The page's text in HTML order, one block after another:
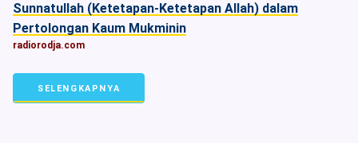
Sunnatullah (Ketetapan-Ketetapan Allah) dalam
Pertolongan Kaum Mukminin
radiorodja.com
SELENGKAPNYA